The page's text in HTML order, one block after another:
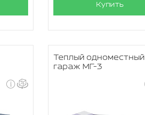
Купить
Теплый одноместный
гараж МГ-3